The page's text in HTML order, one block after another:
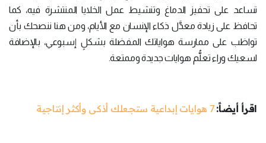
تساعد على تحفيز الدماغ وتنشيط عمل الخلايا المنتشرة فيه، كما
تحافظ على زيادة معدَّل ذكاء الإنسان مع الأيام، ومن هنا ننصحك بأن
تواظب على ممارسة هواياتك المفضلة بشكلٍ إسبوعي، بالإضافة
لسعيك وراء تعلُّم هوايات جديدة وممتعة.
اقرأ أيضاً: 7 هوايات إبداعية ستجعلك أذكى وأكثر إنتاجية